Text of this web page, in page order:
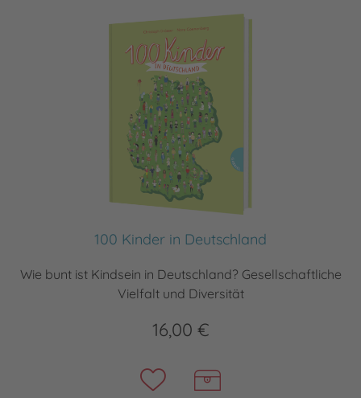
100 Kinder in Deutschland
Wie bunt ist Kindsein in Deutschland? Gesellschaftliche
Vielfalt und Diversität
16,00 €